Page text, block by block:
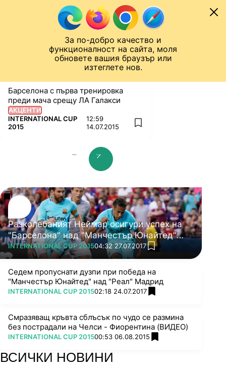
За по-добро качество и
функционалност на сайта, моля
обновете вашия браузър или
изтеглете нов.
Към съдържанието
Лига на Конференциите
INTERNATIONAL CUP 2015
Барселона с първа тренировка
преди мача срещу ЛА Галакси
АКЦЕНТИ
ПОВЕЧЕ ОТ
INTERNATIONAL CUP
2015
12:59
14.07.2015
add favorites
prev slidenext slide
Разколебаният Неймар осигури успех на
"Барселона" над "Манчестър Юнайтед"
(ВИДЕО)
ПОВЕЧЕ ОТ
INTERNATIONAL CUP 201504:32 27.07.2017 add favorites
Седем пропуснати дузпи при победа на
"Манчестър Юнайтед" над "Реал" Мадрид
ПОВЕЧЕ ОТ
INTERNATIONAL CUP 201502:18 24.07.2017 add favorites
Смразяващ кръвта сблъсък по чудо се размина
без пострадали на Челси - Фиорентина (ВИДЕО)
ПОВЕЧЕ ОТ
INTERNATIONAL CUP 201500:53 06.08.2015 add favorites
ВСИЧКИ НОВИНИ